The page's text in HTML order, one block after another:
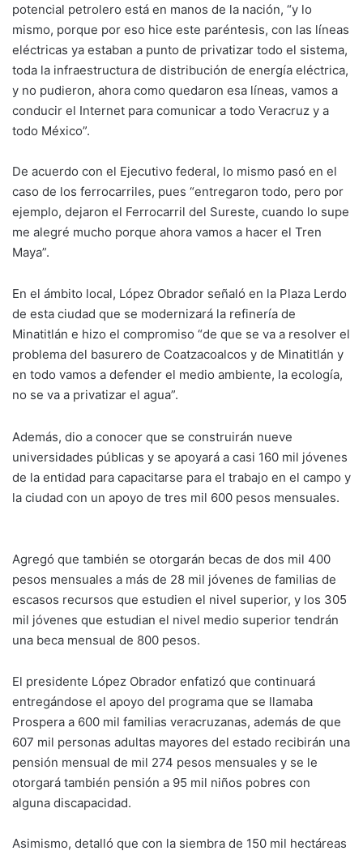
potencial petrolero está en manos de la nación, “y lo
mismo, porque por eso hice este paréntesis, con las líneas
eléctricas ya estaban a punto de privatizar todo el sistema,
toda la infraestructura de distribución de energía eléctrica,
y no pudieron, ahora como quedaron esa líneas, vamos a
conducir el Internet para comunicar a todo Veracruz y a
todo México”.
De acuerdo con el Ejecutivo federal, lo mismo pasó en el
caso de los ferrocarriles, pues “entregaron todo, pero por
ejemplo, dejaron el Ferrocarril del Sureste, cuando lo supe
me alegré mucho porque ahora vamos a hacer el Tren
Maya”.
En el ámbito local, López Obrador señaló en la Plaza Lerdo
de esta ciudad que se modernizará la refinería de
Minatitlán e hizo el compromiso “de que se va a resolver el
problema del basurero de Coatzacoalcos y de Minatitlán y
en todo vamos a defender el medio ambiente, la ecología,
no se va a privatizar el agua”.
Además, dio a conocer que se construirán nueve
universidades públicas y se apoyará a casi 160 mil jóvenes
de la entidad para capacitarse para el trabajo en el campo y
la ciudad con un apoyo de tres mil 600 pesos mensuales.
Agregó que también se otorgarán becas de dos mil 400
pesos mensuales a más de 28 mil jóvenes de familias de
escasos recursos que estudien el nivel superior, y los 305
mil jóvenes que estudian el nivel medio superior tendrán
una beca mensual de 800 pesos.
El presidente López Obrador enfatizó que continuará
entregándose el apoyo del programa que se llamaba
Prospera a 600 mil familias veracruzanas, además de que
607 mil personas adultas mayores del estado recibirán una
pensión mensual de mil 274 pesos mensuales y se le
otorgará también pensión a 95 mil niños pobres con
alguna discapacidad.
Asimismo, detalló que con la siembra de 150 mil hectáreas